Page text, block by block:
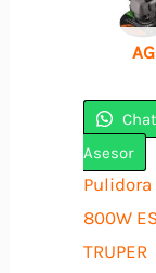
Asesor
Pulidora
800W
TRUPER